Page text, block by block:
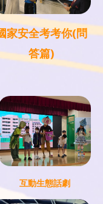
家安全考考你(問
答篇)
互動生態話劇